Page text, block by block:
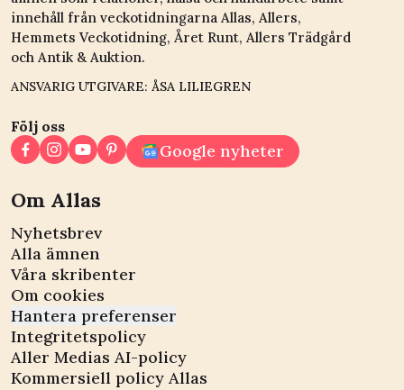
innehåll från veckotidningarna Allas, Allers,
Hemmets Veckotidning, Året Runt, Allers Trädgård
och Antik & Auktion.
ANSVARIG UTGIVARE: ÅSA LILIEGREN
Följ oss
Google nyheter
Om Allas
Nyhetsbrev
Alla ämnen
Våra skribenter
Om cookies
Hantera preferenser
Integritetspolicy
Aller Medias AI-policy
Kommersiell policy Allas